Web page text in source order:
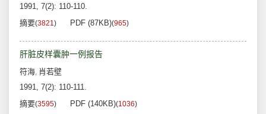
1991, 7(2): 110-110.
摘要(3821) PDF (87KB)(965)
肝脏皮样囊肿一例报告
符海, 肖若壁
1991, 7(2): 110-111.
摘要(3595) PDF (140KB)(1036)